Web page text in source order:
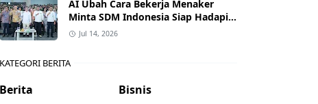
AI Ubah Cara Bekerja Menaker
Minta SDM Indonesia Siap Hadapi
Dunia Kerja Baru
Jul 14, 2026
KATEGORI BERITA
Berita
Bisnis